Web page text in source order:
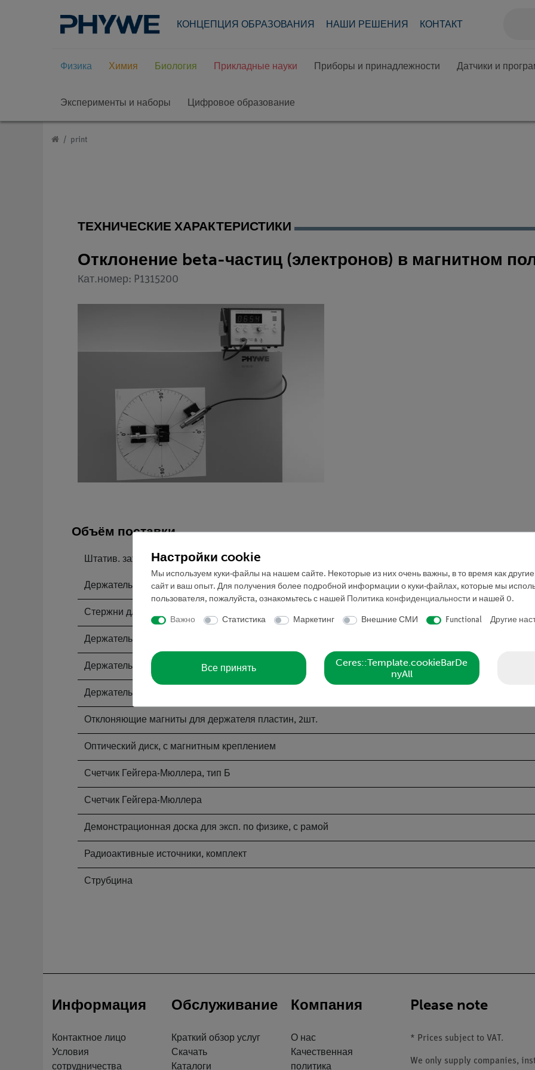
КОНЦЕПЦИЯ ОБРАЗОВАНИЯ НАШИ РЕШЕНИЯ КОНТАКТ
Физика Химия Биология Прикладные науки Приборы и принадлежности Датчики и
Эксперименты и наборы Цифровое образование
print
ТЕХНИЧЕСКИЕ ХАРАКТЕРИСТИКИ
Отклонение beta-частиц (электронов) в магнитном
Кат.номер: P1315200
Объём поставки
Штатив. зажим для малых деталей
Держатель с зажимом для демонстрационной доски
Стержни для подставок, нержавеющая сталь, различные размеры
Держатель для счетчика, с магнитным креплением
Держатель для источника, с магнитным креплением
Держатель для пластинки, с магнитным креплением
Отклоняющие магниты для держателя пластин, 2шт.
Оптический диск, с магнитным креплением
Счетчик Гейгера-Мюллера, тип Б
Счетчик Гейгера-Мюллера
Демонстрационная доска для эксп. по физике, с рамой
Радиоактивные источники, комплект
Струбцина
Информация
Контактное лицо
Условия
сотрудничества
Обслуживание
Краткий обзор услуг
Скачать
Каталоги
Компания
О нас
Качественная
политика
Please note
* Prices subject to VAT.
We only supply companies,
Настройки cookie
Мы используем куки-файлы на нашем сайте. Некоторые из них очень важны, в то время как
сайт и ваш опыт. Для получения более подробной информации о куки-файлах, которые мы
пользователя, пожалуйста, ознакомьтесь с нашей
Политика конфиденциальности и нашей 0.
Важно Статистика Маркетинг Внешние СМИ Functional Другие
Все принять
Ceres::Template.cookieBarDe
nyAll